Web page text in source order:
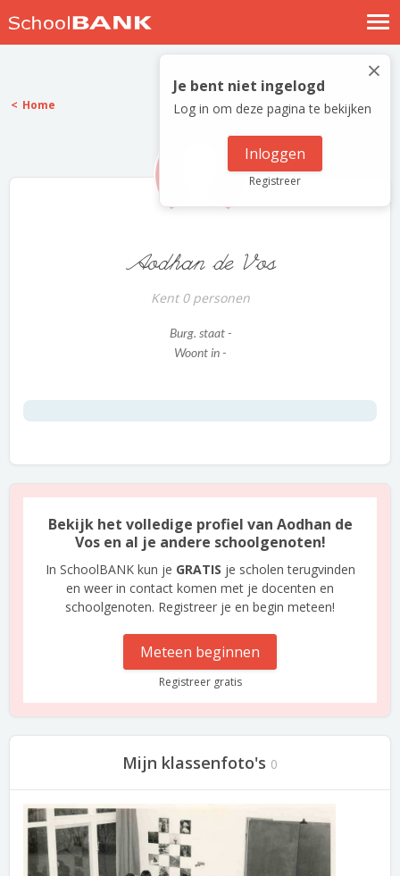
Nostalgische verhalen
Log in
Meld je gratis aan
×
Je bent niet ingelogd
Log in om deze pagina te bekijken
Inloggen
Registreer
Home
Aodhan de Vos
Kent 0 personen
Burg. staat -
Woont in -
Bekijk het volledige profiel van Aodhan de
Vos en al je andere schoolgenoten!
In SchoolBANK kun je GRATIS je scholen terugvinden
en weer in contact komen met je docenten en
schoolgenoten. Registreer je en begin meteen!
Meteen beginnen
Registreer gratis
Mijn klassenfoto's 0